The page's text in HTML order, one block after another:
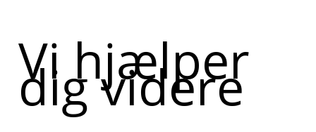
Vi hjælper
dig videre